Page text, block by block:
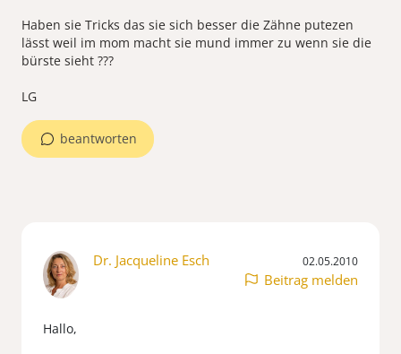
Haben sie Tricks das sie sich besser die Zähne putezen
lässt weil im mom macht sie mund immer zu wenn sie die
bürste sieht ???
LG
beantworten
Dr. Jacqueline Esch 02.05.2010
Beitrag melden
Hallo,